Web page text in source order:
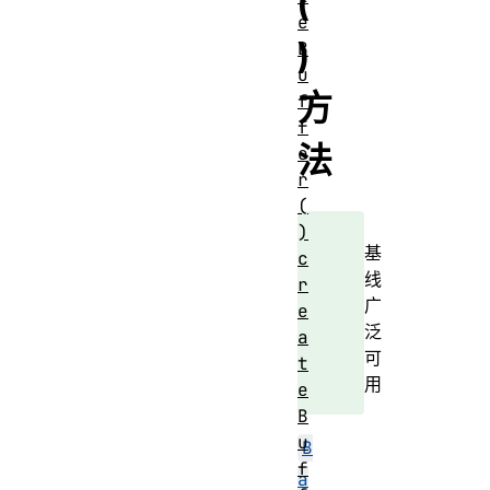
)
方
法
基
线
广
泛
可
用
B
a
e
B
u
f
f
e
r
(
)
c
r
e
a
t
e
B
u
f